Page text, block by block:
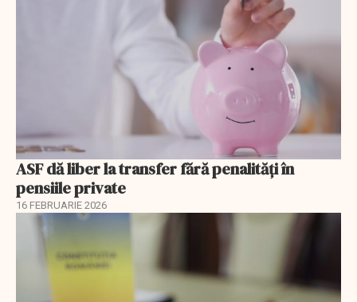
ASF dă liber la transfer fără penalități în
pensiile private
16 FEBRUARIE 2026